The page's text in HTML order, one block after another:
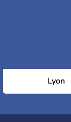
Lyon